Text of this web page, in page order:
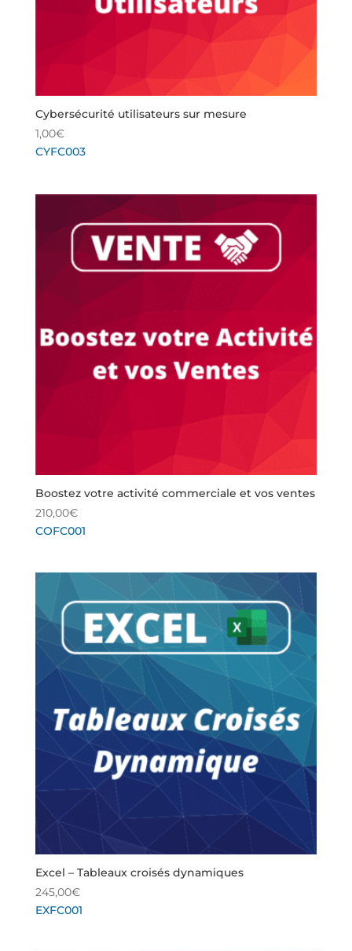
Cybersécurité utilisateurs sur mesure
1,00€
CYFC003
Boostez votre activité commerciale et vos ventes
210,00€
COFC001
Excel – Tableaux croisés dynamiques
245,00€
EXFC001